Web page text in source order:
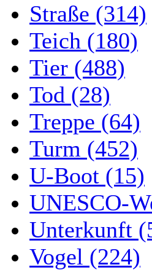
Straße (314)
Teich (180)
Tier (488)
Tod (28)
Treppe (64)
Turm (452)
U-Boot (15)
UNESCO-
Unterkunft
Vogel (224)